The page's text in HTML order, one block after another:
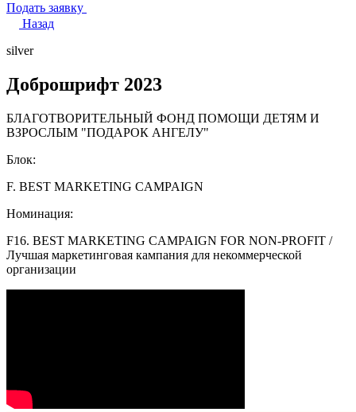
Подать заявку
Назад
silver
Доброшрифт 2023
БЛАГОТВОРИТЕЛЬНЫЙ ФОНД ПОМОЩИ ДЕТЯМ И
ВЗРОСЛЫМ "ПОДАРОК АНГЕЛУ"
Блок:
F. BEST MARKETING CAMPAIGN
Номинация:
F16. BEST MARKETING CAMPAIGN FOR NON-PROFIT /
Лучшая маркетинговая кампания для некоммерческой
организации